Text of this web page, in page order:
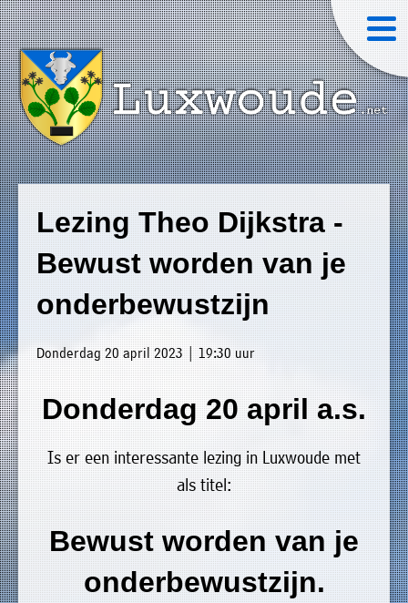
Lezing Theo Dijkstra -
Bewust worden van je
onderbewustzijn
Donderdag 20 april 2023 | 19:30 uur
Donderdag 20 april a.s.
Is er een interessante lezing in Luxwoude met
als titel:
Bewust worden van je
onderbewustzijn.
»
Home
»
Welkom
»
Nieuws
»
Agenda
»
Verenigingen
»
Bedrijven
»
Plaatselijk
belang
»
Luxwoude.net
website@luxwoude.net
Plaatselijk
belang
Op
dit
moment
bestaat
het
bestuur
uit
de
volgende
personen:
Voorzitter
vacant
Secretaris
Michiel
Modderman